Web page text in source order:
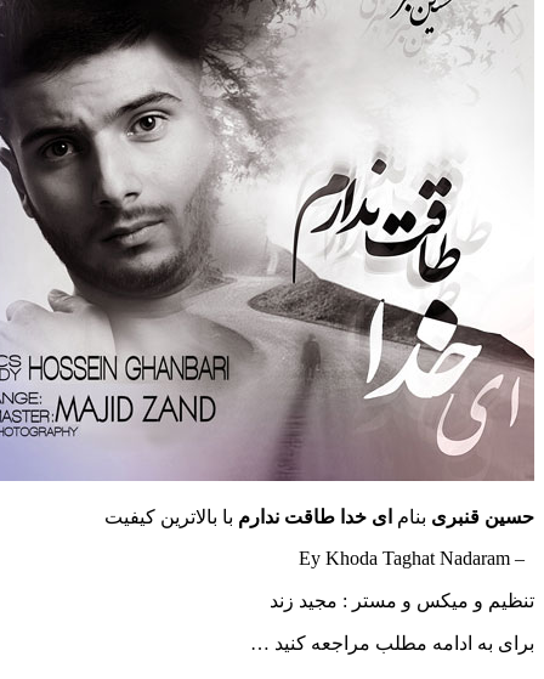
بنامای خدا طاقت ندارمبا بالاترین کیفیت
میکس و مستر : مجید زند
ادامه مطلب مراجعه کنید …